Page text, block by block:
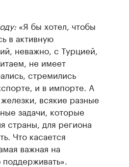
«Я бы хотел, чтобы
в активную
неважно, с Турцией,
не имеет
стремились
и в импорте. А
всякие разные
задачи, которые
страны, для региона
Что касается
важная на